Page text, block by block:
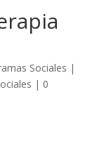
Sociales |
| 0